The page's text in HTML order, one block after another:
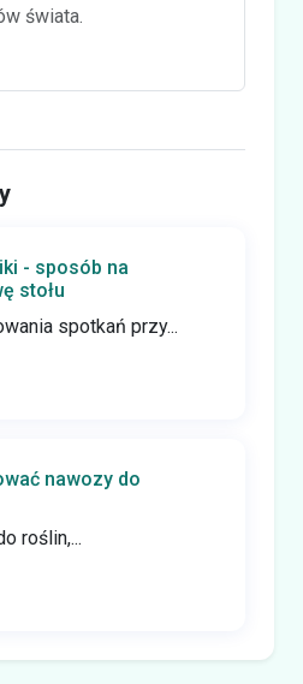
świata.
- sposób na
stołu
spotkań przy...
nawozy do
roślin,...